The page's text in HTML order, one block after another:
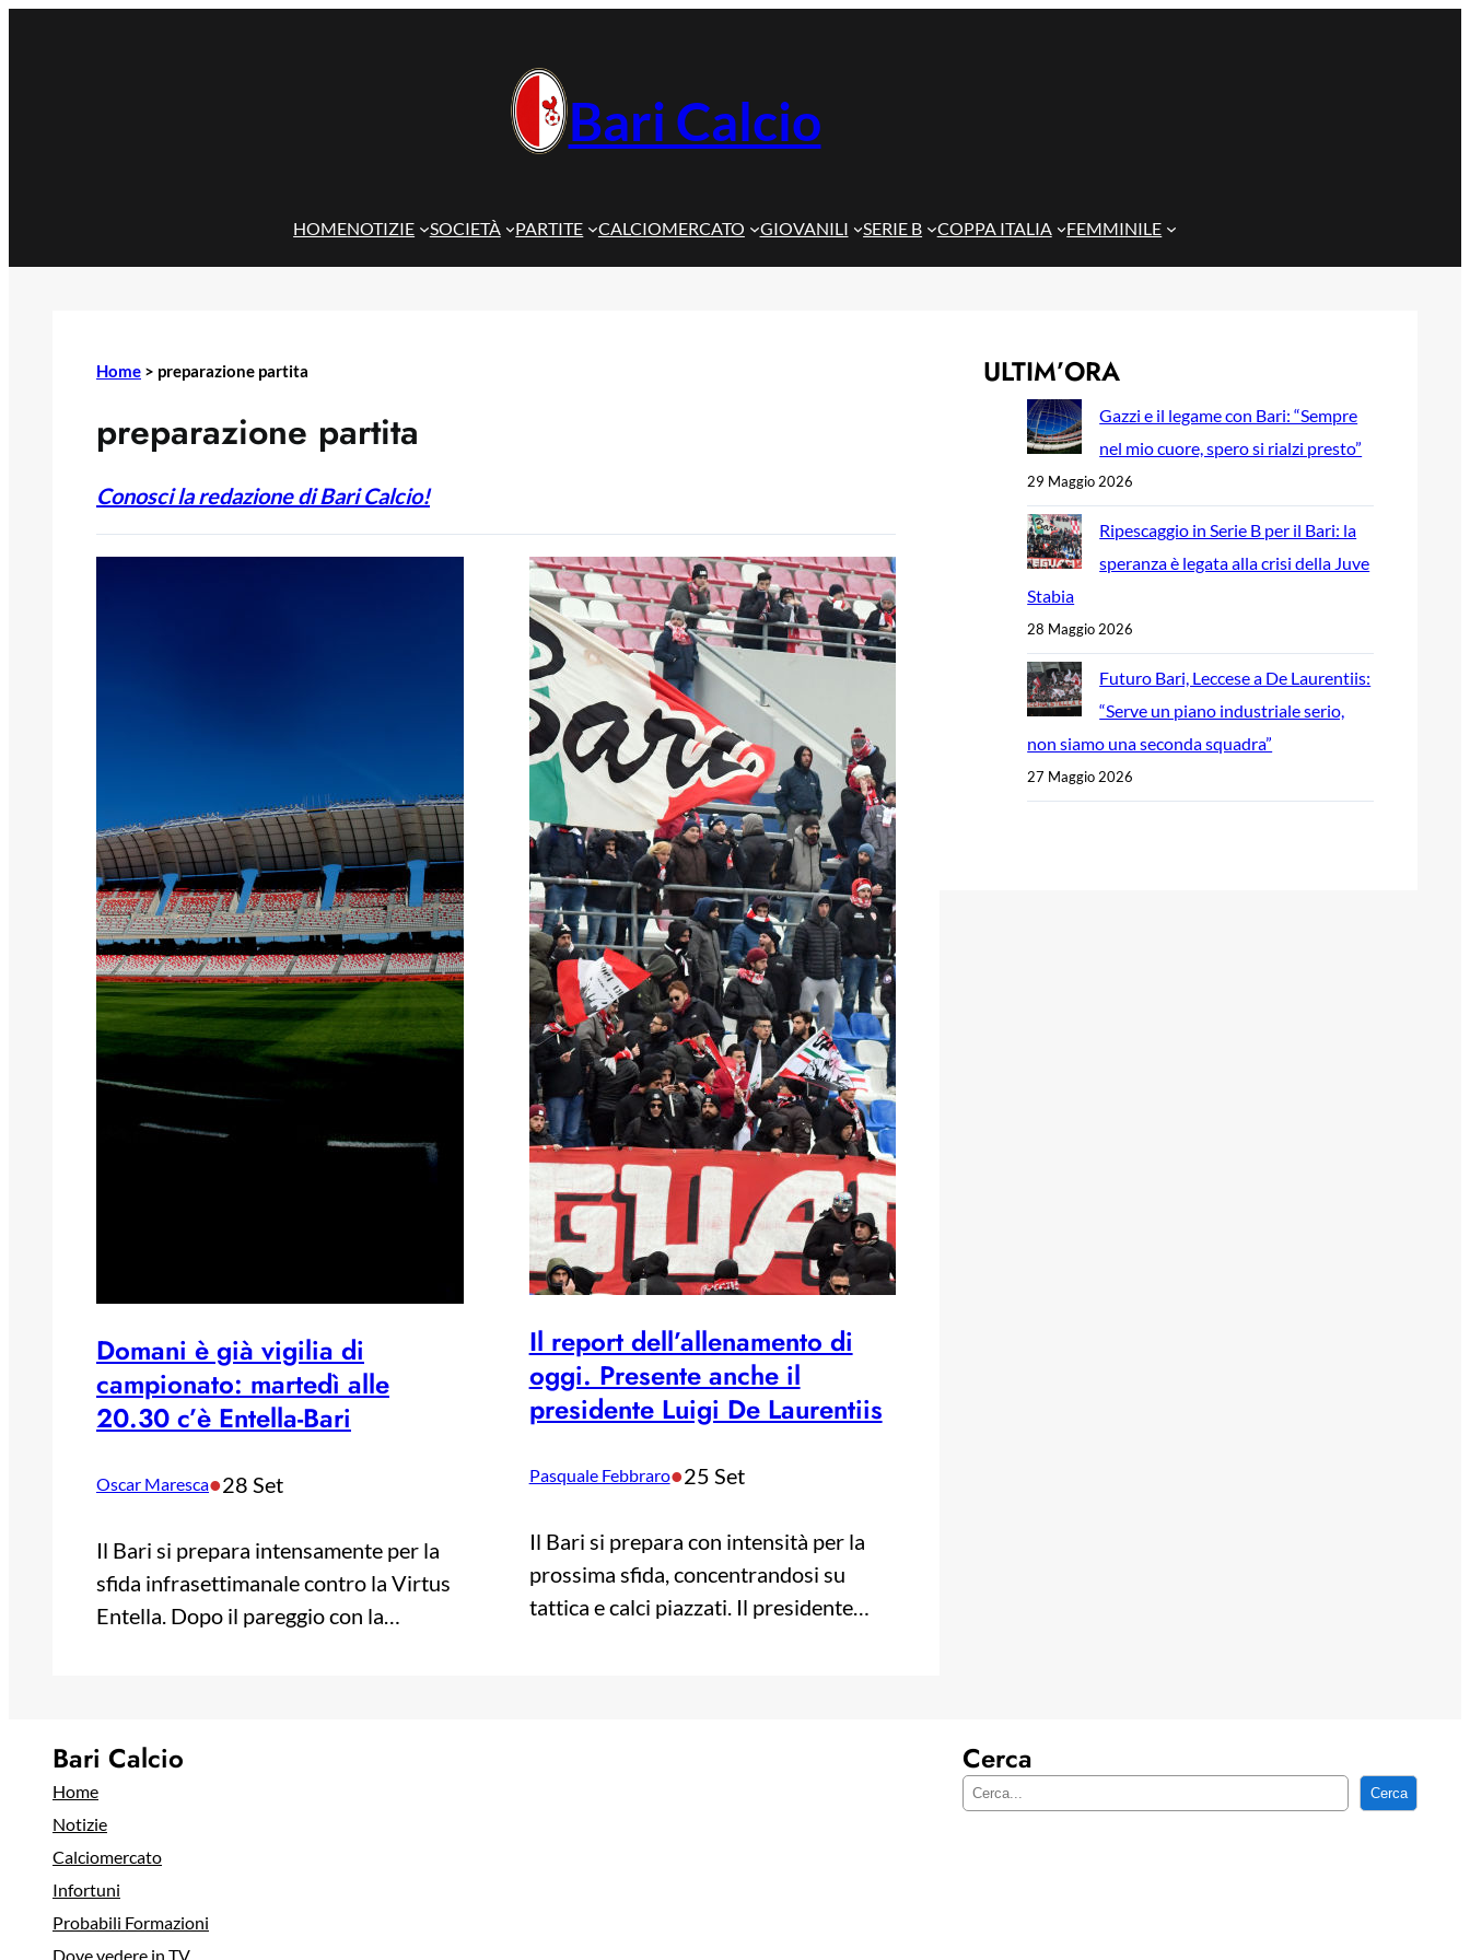
Bari Calcio
HOMENOTIZIE SOCIETÀ PARTITE CALCIOMERCATO GIOVANILI SERIE B COPPA ITALIA FEMMINILE
Home > preparazione partita
preparazione partita
Conosci la redazione di Bari Calcio!
Domani è già vigilia di
campionato: martedì alle
20.30 c’è Entella-Bari
Oscar Maresca•28 Set
Il Bari si prepara intensamente per la
sfida infrasettimanale contro la Virtus
Entella. Dopo il pareggio con la…
Il report dell’allenamento di
oggi. Presente anche il
presidente Luigi De Laurentiis
Pasquale Febbraro•25 Set
Il Bari si prepara con intensità per la
prossima sfida, concentrandosi su
tattica e calci piazzati. Il presidente…
ULTIM’ORA
Gazzi e il legame con Bari: “Sempre
nel mio cuore, spero si rialzi presto”
29 Maggio 2026
Ripescaggio in Serie B per il Bari: la
speranza è legata alla crisi della Juve
Stabia
28 Maggio 2026
Futuro Bari, Leccese a De Laurentiis:
“Serve un piano industriale serio,
non siamo una seconda squadra”
27 Maggio 2026
Bari Calcio
Home
Notizie
Calciomercato
Infortuni
Probabili Formazioni
Dove vedere in TV
Cerca
C
Cerca